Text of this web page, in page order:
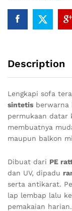
Description
Lengkapi sofa
sintetis berwarna
permukaan datar
membuatnya
maupun balkon
Dibuat dari PE
dan UV, dipadu
serta antikarat.
lap lembap lalu
pemakaian harian.